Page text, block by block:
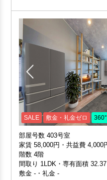
SALE 敷金・礼金ゼロ
部屋号数 403号室
家賃 58,000円・共益費 4,000
階数 4階
間取り 1LDK・専有面積 32.37
敷金 -・礼金 -